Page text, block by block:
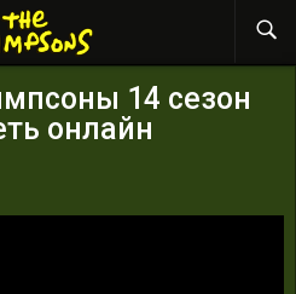
14 сезон
онлайн